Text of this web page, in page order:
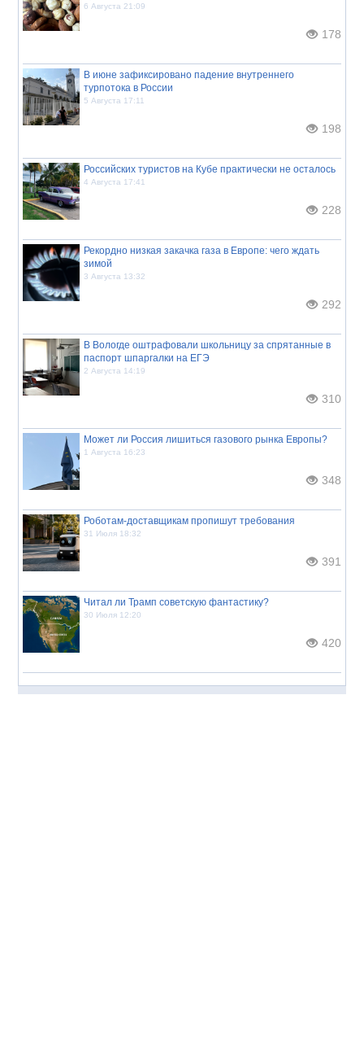
6 Августа 21:09
178
В июне зафиксировано падение внутреннего
турпотока в России
5 Августа 17:11
198
Российских туристов на Кубе практически не осталось
4 Августа 17:41
228
Рекордно низкая закачка газа в Европе: чего ждать
зимой
3 Августа 13:32
292
В Вологде оштрафовали школьницу за спрятанные в
паспорт шпаргалки на ЕГЭ
2 Августа 14:19
310
Может ли Россия лишиться газового рынка Европы?
1 Августа 16:23
348
Роботам-доставщикам пропишут требования
31 Июля 18:32
391
Читал ли Трамп советскую фантастику?
30 Июля 12:20
420